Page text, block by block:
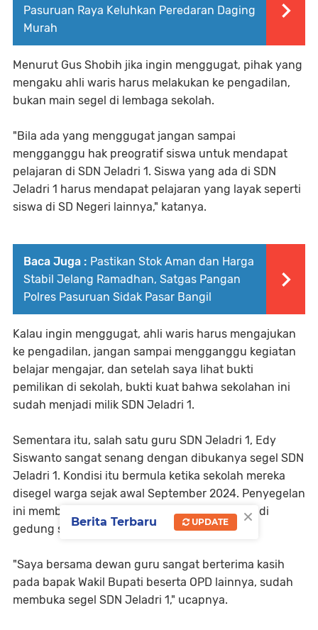
Pasuruan Raya Keluhkan Peredaran Daging
Murah
Menurut Gus Shobih jika ingin menggugat, pihak yang
mengaku ahli waris harus melakukan ke pengadilan,
bukan main segel di lembaga sekolah.
"Bila ada yang menggugat jangan sampai
mengganggu hak preogratif siswa untuk mendapat
pelajaran di SDN Jeladri 1. Siswa yang ada di SDN
Jeladri 1 harus mendapat pelajaran yang layak seperti
siswa di SD Negeri lainnya," katanya.
Baca Juga : Pastikan Stok Aman dan Harga
Stabil Jelang Ramadhan, Satgas Pangan
Polres Pasuruan Sidak Pasar Bangil
Kalau ingin menggugat, ahli waris harus mengajukan
ke pengadilan, jangan sampai mengganggu kegiatan
belajar mengajar, dan setelah saya lihat bukti
pemilikan di sekolah, bukti kuat bahwa sekolahan ini
sudah menjadi milik SDN Jeladri 1.
Sementara itu, salah satu guru SDN Jeladri 1, Edy
Siswanto sangat senang dengan dibukanya segel SDN
Jeladri 1. Kondisi itu bermula ketika sekolah mereka
disegel warga sejak awal September 2024. Penyegelan
ini membuat siswa siswi tidak bisa lagi belajar di
gedung sekolah itu.
"Saya bersama dewan guru sangat berterima kasih
pada bapak Wakil Bupati beserta OPD lainnya, sudah
membuka segel SDN Jeladri 1," ucapnya.
×
Berita Terbaru UPDATE